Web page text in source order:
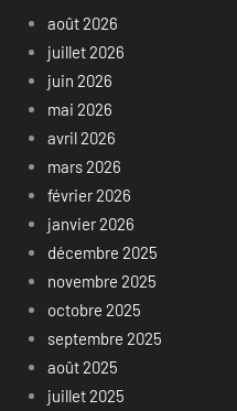
août 2026
juillet 2026
juin 2026
mai 2026
avril 2026
mars 2026
février 2026
janvier 2026
décembre 2025
novembre 2025
octobre 2025
septembre 2025
août 2025
juillet 2025